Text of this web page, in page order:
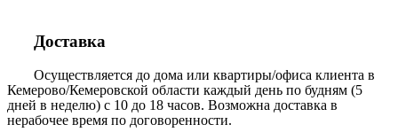
Доставка
Осуществляется до дома или квартиры/офиса клиента в
Кемерово/Кемеровской области каждый день по будням (5
дней в неделю) с 10 до 18 часов. Возможна доставка в
нерабочее время по договоренности.